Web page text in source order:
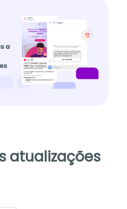
atualizações